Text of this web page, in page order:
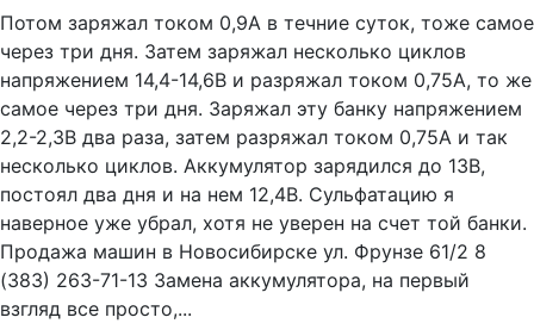
Потом заряжал током 0,9А в течние суток, тоже самое
через три дня. Затем заряжал несколько циклов
напряжением 14,4-14,6В и разряжал током 0,75А, то же
самое через три дня. Заряжал эту банку напряжением
2,2-2,3В два раза, затем разряжал током 0,75А и так
несколько циклов. Аккумулятор зарядился до 13В,
постоял два дня и на нем 12,4В. Сульфатацию я
наверное уже убрал, хотя не уверен на счет той банки.
Продажа машин в Новосибирске ул. Фрунзе 61/2 8
(383) 263-71-13 Замена аккумулятора, на первый
взгляд все просто,...